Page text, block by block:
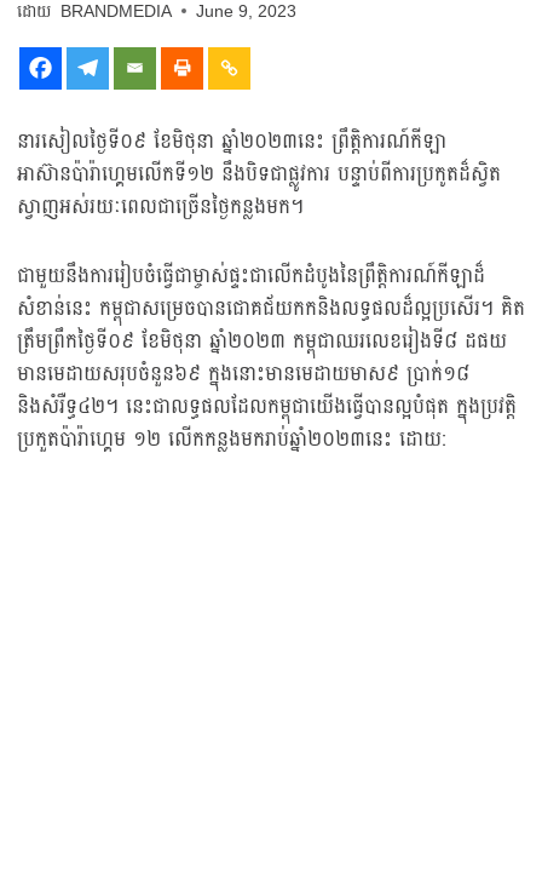
BRANDMEDIA June 9, 2023
នារសៀលថ្ងៃទី០៩ ខែមិថុនា ឆ្នាំ២០២៣នេះ ព្រឹត្តិការណ៍កីឡា
អាស៊ានប៉ារ៉ាហ្គេមលើកទី១២ នឹងបិទជាផ្លូវការ បន្ទាប់ពីការប្រកូតដ៏ស្វិត
ស្វាញអស់រយៈពេលជាច្រើនថ្ងៃកន្លងមក។
ជាមួយនឹងការរៀបចំធ្វើជាម្ចាស់ផ្ទះជាលើកដំបូងនៃព្រឹត្តិការណ៍កីឡាដ៏
សំខាន់នេះ កម្ពុជាសម្រេចបានជោគជ័យកកនិងលទ្ធផលដ៏ល្អប្រសើរ។ គិត
ត្រឹមព្រឹកថ្ងៃទី០៩ ខែមិថុនា ឆ្នាំ២០២៣ កម្ពុជាឈរលេខរៀងទី៨ ដផយ
មានមេដាយសរុបចំនួន៦៩ ក្នុងនោះមានមេដាយមាស៩ ប្រាក់១៨
និងសំរឺទ្ធ៤២។ នេះជាលទ្ធផលដែលកម្ពុជាយើងធ្វើបានល្អបំផុត ក្នុងប្រវត្តិ
ប្រកួតប៉ារ៉ាហ្គេម ១២ លើកកន្លងមករាប់ឆ្នាំ២០២៣នេះ ដោយ: